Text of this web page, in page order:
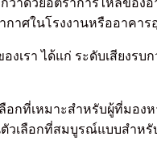
าศในโรงงานหรืออาคา
งเรา ได้แก่ ระดับเสียง
เลือกที่เหมาะสำหรับผู้ที่
ตัวเลือกที่สมบูรณ์แบบส